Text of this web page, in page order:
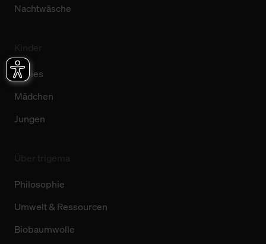
Nachtwäsche
Babies
Mädchen
Jungen
Philosophie
Umwelt & Ressourcen
Biobaumwolle